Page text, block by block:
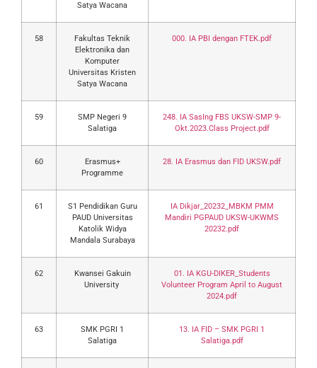
Satya Wacana
58
Fakultas Teknik
Elektronika dan
Komputer
Universitas Kristen
Satya Wacana
000. IA PBI dengan FTEK.pdf
59
SMP Negeri 9
Salatiga
248. IA SasIng FBS UKSW-SMP 9-
Okt.2023.Class Project.pdf
60
Erasmus+
Programme
28. IA Erasmus dan FID UKSW.pdf
61
S1 Pendidikan Guru
PAUD Universitas
Katolik Widya
Mandala Surabaya
IA Dikjar_20232_MBKM PMM
Mandiri PGPAUD UKSW-UKWMS
20232.pdf
62
Kwansei Gakuin
University
01. IA KGU-DIKER_Students
Volunteer Program April to August
2024.pdf
63
SMK PGRI 1
Salatiga
13. IA FID – SMK PGRI 1
Salatiga.pdf